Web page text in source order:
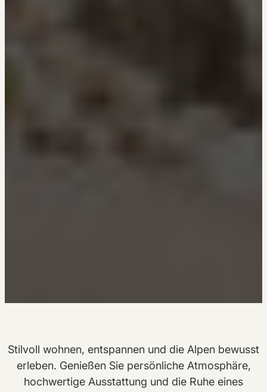
Stilvoll wohnen, entspannen und die Alpen bewusst
erleben. Genießen Sie persönliche Atmosphäre,
hochwertige Ausstattung und die Ruhe eines